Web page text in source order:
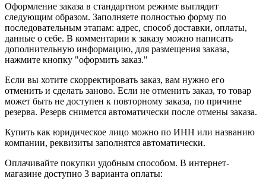
Оформление заказа в стандартном режиме выглядит
следующим образом. Заполняете полностью форму по
последовательным этапам: адрес, способ доставки, оплаты,
данные о себе. В комментарии к заказу можно написать
дополнительную информацию, для размещения заказа,
нажмите кнопку "оформить заказ."
Если вы хотите скорректировать заказ, вам нужно его
отменить и сделать заново. Если не отменить заказ, то товар
может быть не доступен к повторному заказа, по причине
резерва. Резерв снимется автоматически после отмены заказа.
Купить как юридическое лицо можно по ИНН или названию
компании, реквизиты заполнятся автоматически.
Оплачивайте покупки удобным способом. В интернет-
магазине доступно 3 варианта оплаты: